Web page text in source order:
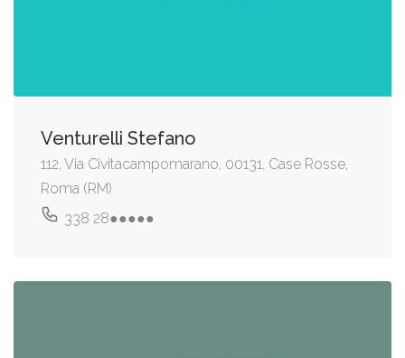
Venturelli Stefano
112, Via Civitacampomarano, 00131, Case Rosse,
Roma (RM)
338 28●●●●●